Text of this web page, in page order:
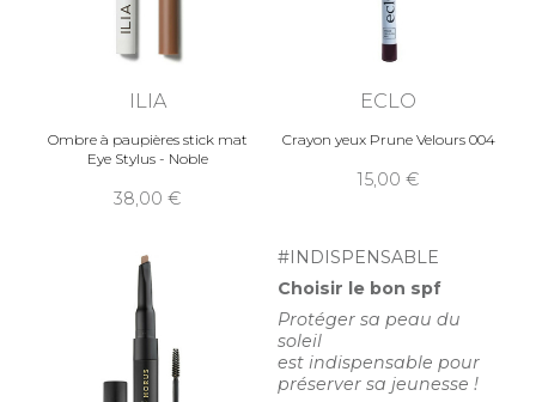
ILIA
Ombre à paupières stick mat
Eye Stylus - Noble
38,00
ECLO
Crayon yeux Prune Velours 004
15,00
#INDISPENSABLE
Choisir le bon spf
Protéger sa peau du
soleil
est indispensable pour
préserver sa jeunesse !